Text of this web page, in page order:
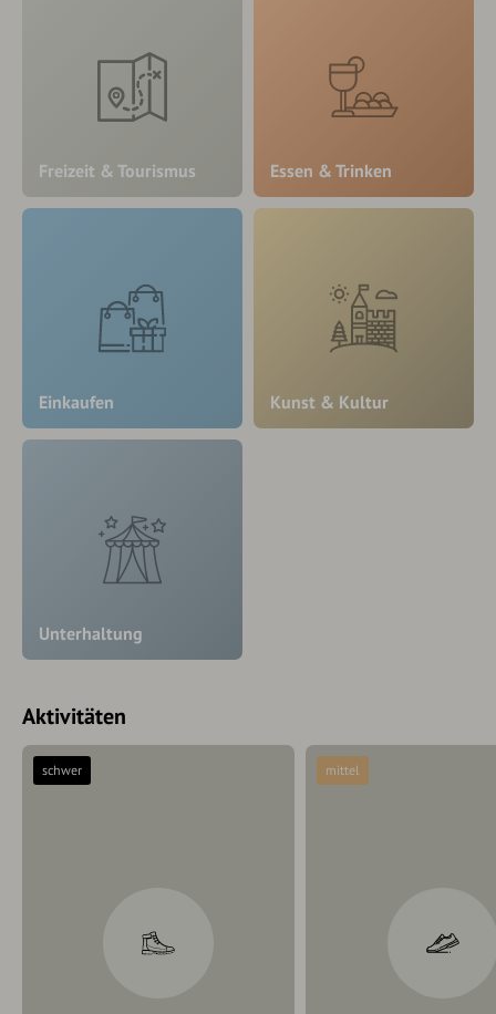
Freizeit & Tourismus Essen & Trinken
Einkaufen Kunst & Kultur
Unterhaltung
Aktivitäten
schwer mittel